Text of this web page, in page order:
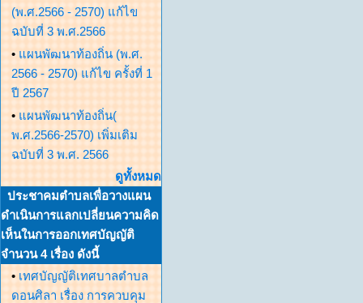
(พ.ศ.2566 - 2570) แก้ไข
ฉบับที่ 3 พ.ศ.2566
• แผนพัฒนาท้องถิ่น (พ.ศ.
2566 - 2570) แก้ไข ครั้งที่ 1
ปี 2567
• แผนพัฒนาท้องถิ่น(
พ.ศ.2566-2570) เพิ่มเติม
ฉบับที่ 3 พ.ศ. 2566
ดูทั้งหมด
ประชาคมตำบลเพื่อวางแผน
ดำเนินการแลกเปลี่ยนความคิด
เห็นในการออกเทศบัญญัติ
จำนวน 4 เรื่อง ดังนี้
• เทศบัญญัติเทศบาลตำบล
ดอนศิลา เรื่อง การควบคุม